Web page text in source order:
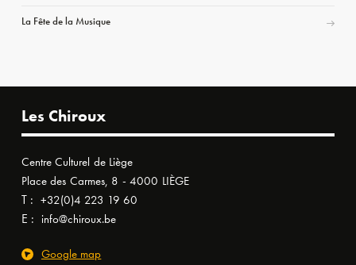
La Fête de la Musique
Les Chiroux
Centre Culturel de Liège
Place des Carmes, 8 - 4000 LIÈGE
T : +32(0)4 223 19 60
E : info@chiroux.be
Google map